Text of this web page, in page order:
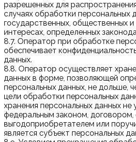
разрешенных для
случаях обработки персональных
государственных, общественных
интересах, определенных
8.7. Оператор при обработке
обеспечивает
данных.
8.8. Оператор осуществляет
данных в форме, позволяющей
персональных данных, не дольше,
цели обработки персональных
хранения персональных данных не
федеральным законом,
выгодоприобретателем или
является субъект персональных